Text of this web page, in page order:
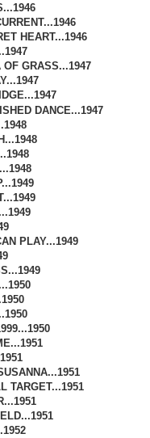
HEART...1946
GRASS...1947
DANCE...1947
PLAY...1949
TARGET...1951